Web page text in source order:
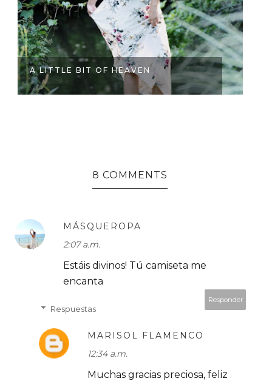
A LITTLE BIT OF HEAVEN
8 COMMENTS
MÁSQUEROPA
2:07 a.m.
Estáis divinos! Tú camiseta me
encanta
Responder
Respuestas
MARISOL FLAMENCO
12:34 a.m.
Muchas gracias preciosa, feliz